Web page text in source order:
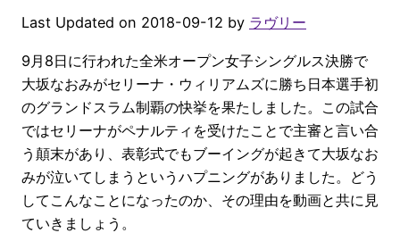
Last Updated on 2018-09-12 by ラヴリー
9月8日に行われた全米オープン女子シングルス決勝で
大坂なおみがセリーナ・ウィリアムズに勝ち日本選手初
のグランドスラム制覇の快挙を果たしました。この試合
ではセリーナがペナルティを受けたことで主審と言い合
う顛末があり、表彰式でもブーイングが起きて大坂なお
みが泣いてしまうというハプニングがありました。どう
してこんなことになったのか、その理由を動画と共に見
ていきましょう。